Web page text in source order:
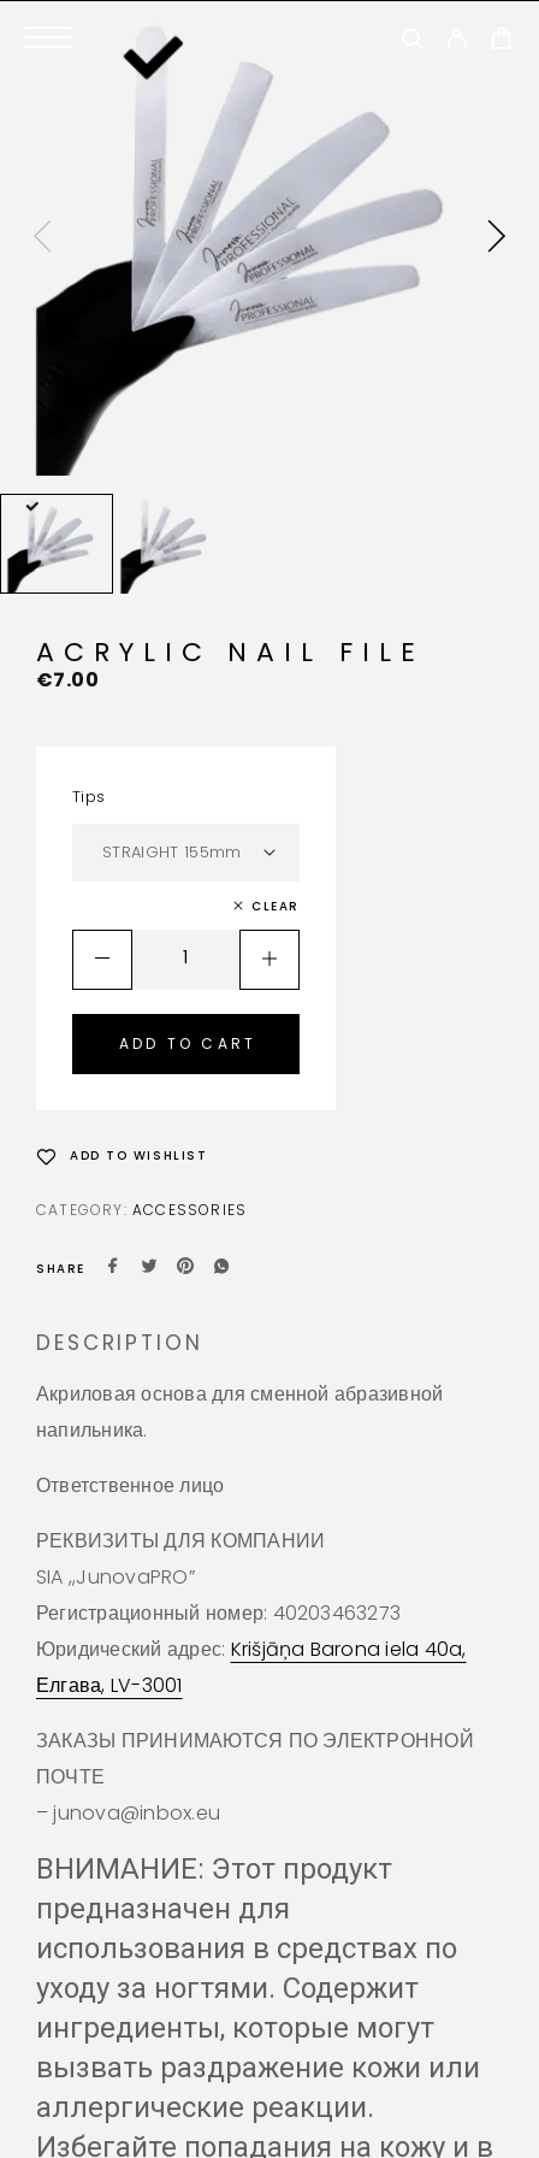
ACRYLIC NAIL FILE
€7.00
Tips
CLEAR
ADD TO CART
ADD TO WISHLIST
CATEGORY: ACCESSORIES
SHARE
DESCRIPTION
Акриловая основа для сменной абразивной
напильника.
Ответственное лицо
РЕКВИЗИТЫ ДЛЯ КОМПАНИИ
SIA ,,JunovaPRO”
Регистрационный номер: 40203463273
Юридический адрес: Krišjāņa Barona iela 40a,
Елгава, LV-3001
ЗАКАЗЫ ПРИНИМАЮТСЯ ПО ЭЛЕКТРОННОЙ
ПОЧТЕ
– junova@inbox.eu
ВНИМАНИЕ: Этот продукт
предназначен для
использования в средствах по
уходу за ногтями. Содержит
ингредиенты, которые могут
вызвать раздражение кожи или
аллергические реакции.
Избегайте попадания на кожу и в